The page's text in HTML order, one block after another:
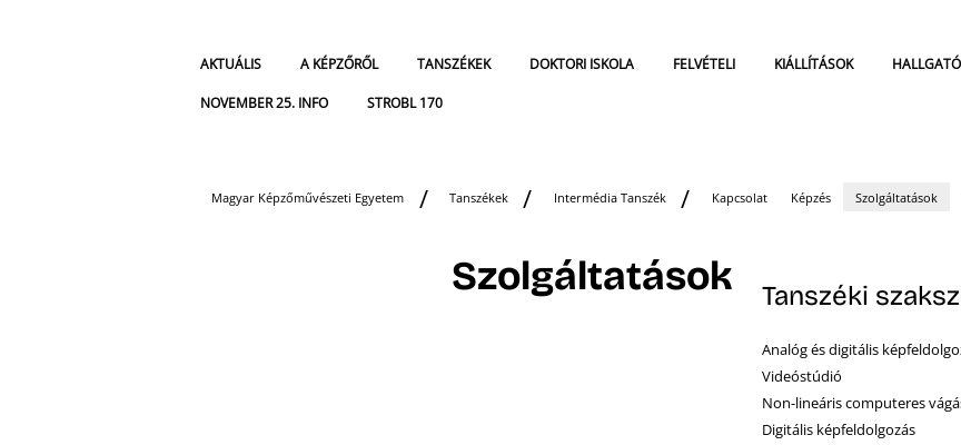
AKTUÁLIS A KÉPZŐRŐL TANSZÉKEK DOKTORI ISKOLA FELVÉTELI KIÁLLÍTÁSOK
NOVEMBER 25. INFO STROBL 170
Magyar Képzőművészeti Egyetem Tanszékek Intermédia Tanszék Kapcsolat Képzés Szolgáltatások
Szolgáltatások Tanszéki
Analóg és digitális
Videóstúdió
Non-lineáris computeres
Digitális képfeldolgozás